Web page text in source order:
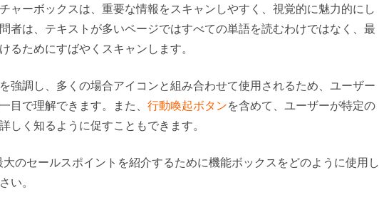
ャーボックスは、重要な情報をスキャンしやすく、視覚的に魅力的にし
者は、テキストが多いページではすべての単語を読むわけではなく、最
るためにすばやくスキャンします。
強調し、多くの場合アイコンと組み合わせて使用されるため、ユーザー
目で理解できます。また、 行動喚起ボタンを含めて、ユーザーが特定の
しく知るように促すこともできます。
のセールスポイントを紹介するために機能ボックスをどのように使用し
い。